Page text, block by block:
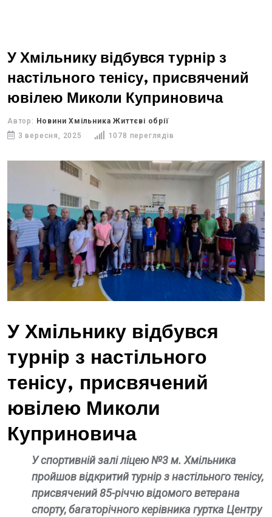
У Хмільнику відбувся турнір з
настільного тенісу, присвячений
ювілею Миколи Куприновича
Автор: Новини Хмільника Життєві обрії
3 вересня, 2025
1078 переглядів
У Хмільнику відбувся
турнір з настільного
тенісу, присвячений
ювілею Миколи
Куприновича
У спортивній залі ліцею №3 м. Хмільника
пройшов відкритий турнір з настільного тенісу,
присвячений 85-річчю відомого ветерана
спорту, багаторічного керівника гуртка Центру